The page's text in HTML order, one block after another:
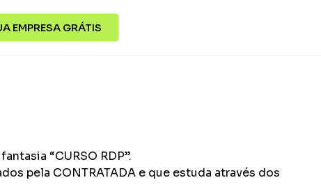
EMPRESA GRÁTIS
“CURSO RDP”.
pela CONTRATADA e que estuda através dos